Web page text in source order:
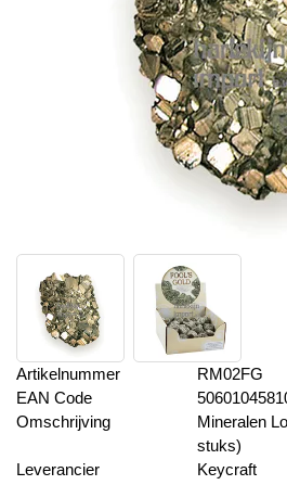
Artikelnummer
RM02FG
EAN Code
Omschrijving
Mineralen
stuks)
Leverancier
Keycraft